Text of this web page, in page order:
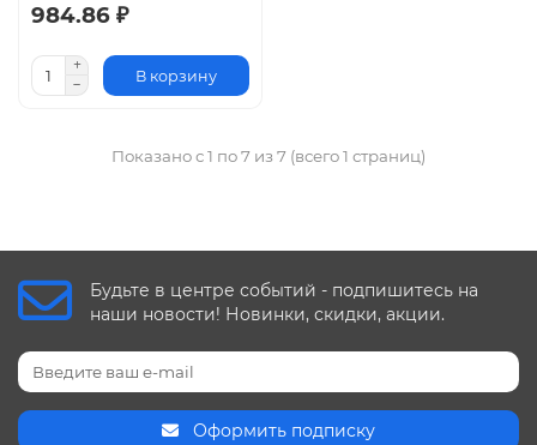
984.86 ₽
В корзину
Показано с 1 по 7 из 7 (всего 1 страниц)
Будьте в центре событий - подпишитесь на
наши новости! Новинки, скидки, акции.
Оформить подписку